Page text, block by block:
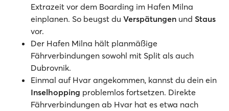
Extrazeit vor dem Boarding im Hafen Milna
einplanen. So beugst du Verspätungen und Staus
vor.
Der Hafen Milna hält planmäßige
Fährverbindungen sowohl mit Split als auch
Dubrovnik.
Einmal auf Hvar angekommen, kannst du dein ein
Inselhopping problemlos fortsetzen. Direkte
Fährverbindungen ab Hvar hat es etwa nach